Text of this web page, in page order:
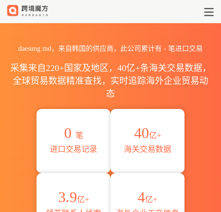
daesung md，来自韩国的供应商，此公司累计有 - 笔进口交易
采集来自220+国家及地区，40亿+条海关交易数据，
全球贸易数据精准查找，实时追踪海外企业贸易动
态
0 笔
进口交易记录
40亿+
海关交易数据
3.9亿+
4亿+